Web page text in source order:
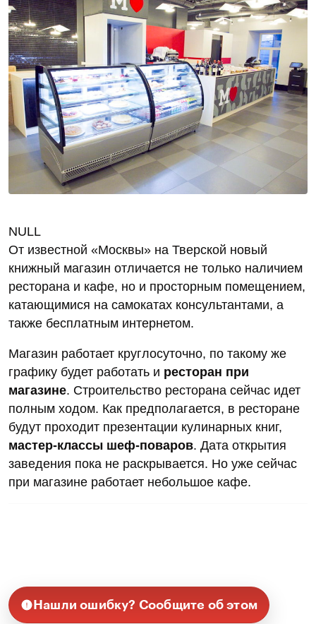
NULL
От известной «Москвы» на Тверской новый
книжный магазин отличается не только наличием
ресторана и кафе, но и просторным помещением,
катающимися на самокатах консультантами, а
также бесплатным интернетом.
Магазин работает круглосуточно, по такому же
графику будет работать и ресторан при
магазине. Строительство ресторана сейчас идет
полным ходом. Как предполагается, в ресторане
будут проходит презентации кулинарных книг,
мастер-классы шеф-поваров. Дата открытия
заведения пока не раскрывается. Но уже сейчас
при магазине работает небольшое кафе.
Нашли ошибку? Сообщите об этом